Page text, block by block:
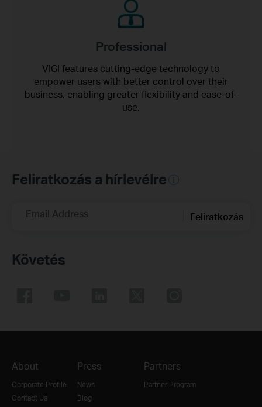
Professional
VIGI features cutting-edge technology to
empower users with better control over their
business, enabling greater flexibility and ease-of-
use.
Feliratkozás a hírlevélre
Email Address Feliratkozás
Követés
About
Corporate Profile
Contact Us
Press
News
Blog
Partners
Partner Program